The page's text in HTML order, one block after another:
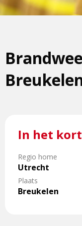
In het kort
Regio home
Utrecht
Plaats
Breukelen